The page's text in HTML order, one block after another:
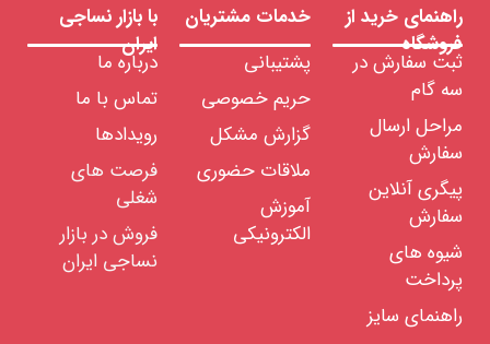
راهنمای خرید از
فروشگاه
ثبت سفارش در
سه گام
مراحل ارسال
سفارش
پیگری آنلاین
سفارش
شیوه های
پرداخت
راهنمای سایز
خدمات مشتریان
پشتیبانی
حریم خصوصی
گزارش مشکل
ملاقات حضوری
آموزش
الکترونیکی
با بازار نساجی
ایران
درباره ما
تماس با ما
رویدادها
فرصت های
شغلی
فروش در بازار
نساجی ایران